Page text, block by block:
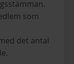
som
det antal